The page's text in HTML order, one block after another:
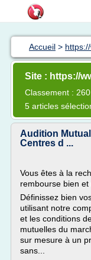
Accueil >
Site : https://
Classement :
5 articles
Audition
Centres d ...
Vous êtes à la
rembourse bien et
Définissez bien
utilisant notre
et les conditions
mutuelles du
sur mesure à un
sans...